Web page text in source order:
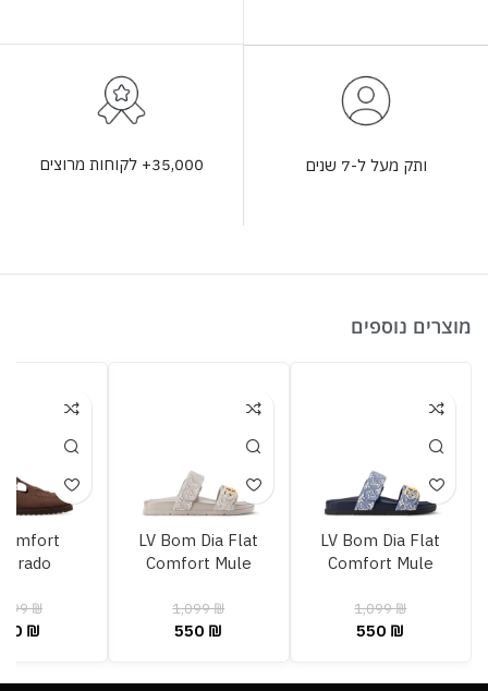
ותק מעל ל-7 שנים 35,000+ לקוחות מרוצים
מוצרים נוספים
LV Bom Dia Flat
Comfort Mule
1,099₪
550 ₪
LV Bom Dia Flat
Comfort Mule
1,099₪
550 ₪
₪
₪